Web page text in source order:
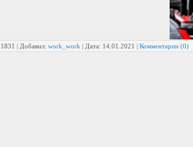
| Добавил: work_work | Дата: 14.01.2021 | Комментарии (0)